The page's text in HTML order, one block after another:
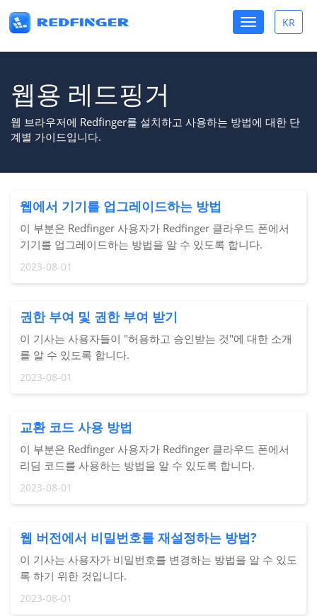
Toggle
KR
Toggle
navigation
웹용 레드핑거
웹 브라우저에 Redfinger를 설치하고 사용하는 방법에 대한 단
계별 가이드입니다.
웹에서 기기를 업그레이드하는 방법
이 부분은 Redfinger 사용자가 Redfinger 클라우드 폰에서
기기를 업그레이드하는 방법을 알 수 있도록 합니다.
2023-08-01
권한 부여 및 권한 부여 받기
이 기사는 사용자들이 "허용하고 승인받는 것"에 대한 소개
를 알 수 있도록 합니다.
2023-08-01
교환 코드 사용 방법
이 부분은 Redfinger 사용자가 Redfinger 클라우드 폰에서
리딤 코드를 사용하는 방법을 알 수 있도록 합니다.
2023-08-01
웹 버전에서 비밀번호를 재설정하는 방법?
이 기사는 사용자가 비밀번호를 변경하는 방법을 알 수 있도
록 하기 위한 것입니다.
2023-08-01